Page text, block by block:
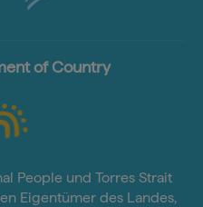
of Country
People und Torres Strait
Eigentümer des Landes,